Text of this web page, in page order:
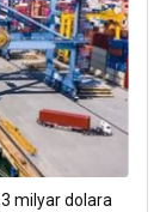
milyar dolara